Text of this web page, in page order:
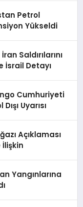
Petrol
Yükseldi
Saldırılarını
İsrail Detayı
Cumhuriyeti
Uyarısı
Açıklaması
İlişkin
Yangınlarına